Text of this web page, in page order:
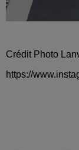
Crédit Photo
https://